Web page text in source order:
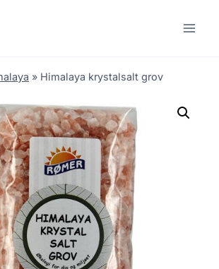
» Himalaya krystalsalt grov